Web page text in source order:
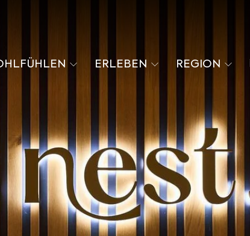
ERLEBEN REGION